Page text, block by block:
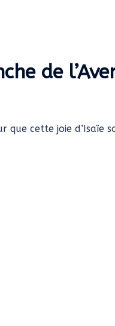
de
que cette joie d’Isaïe